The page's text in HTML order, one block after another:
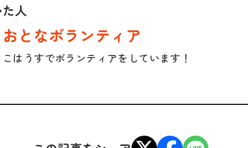
人
おとなボランティア
こはうすでボランティアをしています！